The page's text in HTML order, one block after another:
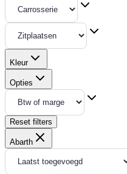
Kleur
Opties
Reset filters
Abarth